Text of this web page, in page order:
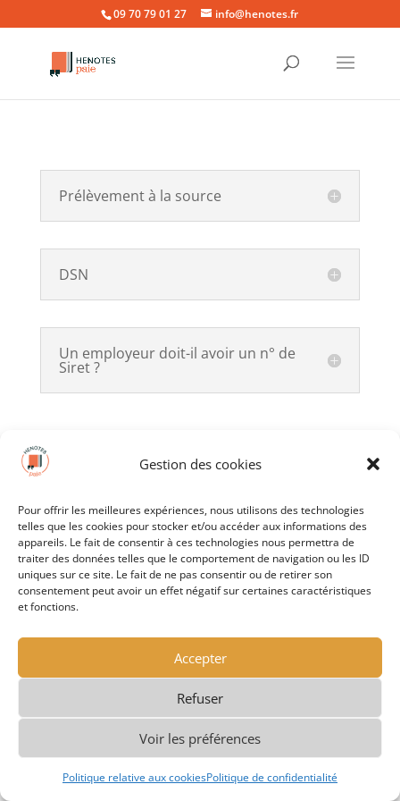
Gestion des cookies
Pour offrir les meilleures expériences, nous utilisons des technologies
telles que les cookies pour stocker et/ou accéder aux informations des
appareils. Le fait de consentir à ces technologies nous permettra de
traiter des données telles que le comportement de navigation ou les ID
uniques sur ce site. Le fait de ne pas consentir ou de retirer son
consentement peut avoir un effet négatif sur certaines caractéristiques
et fonctions.
Accepter
Refuser
Voir les préférences
Politique relative aux cookiesPolitique de confidentialité
09 70 79 01 27 info@henotes.fr
Prélèvement à la source
DSN
Un employeur doit-il avoir un n° de
Siret ?